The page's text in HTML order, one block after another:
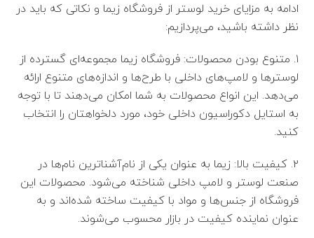
ادامه به مزایای خرید لوستر از فروشگاه زیما و نکاتی که باید در
نظر داشته باشید، می‌پردازیم:
۱. متنوع بودن محصولات: فروشگاه زیما مجموعه‌ای گسترده از
لوسترها و لامپ‌های داخلی با طرح‌ها و اندازه‌های متنوع ارائه
می‌دهد. این انواع محصولات به شما امکان می‌دهند تا با توجه
به استایل دکوراسیون داخلی خود، مورد دلخواهتان را انتخاب
کنید.
۲. کیفیت بالا: زیما به عنوان یکی از نام‌آشنا‌ترین نام‌ها در
صنعت لوستر و لامپ داخلی شناخته می‌شود. محصولات این
فروشگاه از جنس‌ها و مواد با کیفیت ساخته شده‌اند و به
عنوان نماینده کیفیت در بازار محسوب می‌شوند.